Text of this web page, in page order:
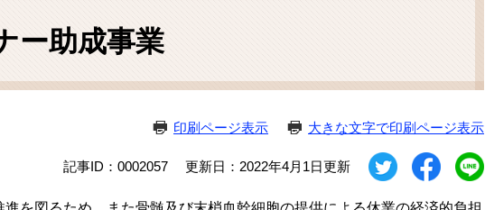
ー助成事業
印刷ページ表示 大きな文字で印刷ページ表示
記事ID：0002057 更新日：2022年4月1日更新